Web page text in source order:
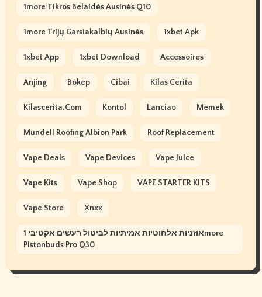
1more Tikros Belaidės Ausinės Q10
1more Trijų Garsiakalbių Ausinės 1xbet Apk
1xbet App 1xbet Download Accessoires
Anjing Bokep Cibai Kilas Cerita
Kilascerita.com Kontol Lanciao Memek
Mundell Roofing Albion Park Roof Replacement
Vape Deals Vape Devices Vape Juice
Vape Kits Vape Shop VAPE STARTER KITS
Vape Store Xnxx
אוזניות אלחוטיות אמיתיות לביטול רעשים אקטיבי 1more
Pistonbuds Pro Q30